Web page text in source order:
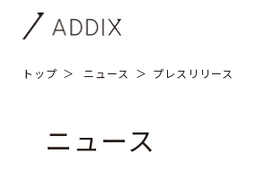
トップ ニュース プレスリリース
ニュース